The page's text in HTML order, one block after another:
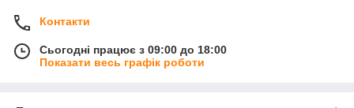
Контакти
Сьогодні працює з 09:00 до 18:00
Показати весь графік роботи